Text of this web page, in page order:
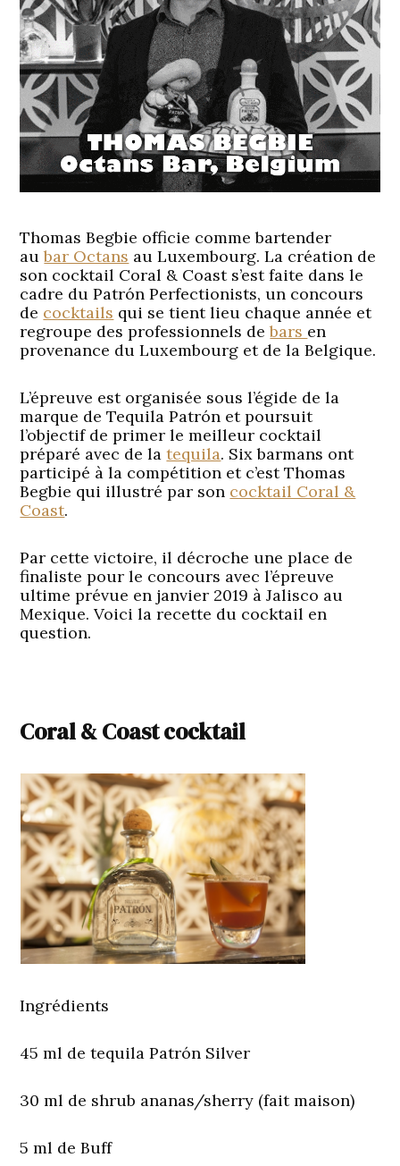
Thomas Begbie officie comme bartender
aubar Octans au Luxembourg. La création de
son cocktail Coral & Coast s’est faite dans le
cadre du Patrón Perfectionists, un concours
de cocktails qui se tient lieu chaque année et
regroupe des professionnels debars en
provenance du Luxembourg et de la Belgique.
L’épreuve est organisée sous l’égide de la
marque de Tequila Patrón et poursuit
l’objectif de primer le meilleur cocktail
préparé avec de latequila. Six barmans ont
participé à la compétition et c’est Thomas
Begbie qui illustré par son cocktail Coral &
Coast.
Par cette victoire, il décroche une place de
finaliste pour le concours avec l’épreuve
ultime prévue en janvier 2019 à Jalisco au
Mexique. Voici la recette du cocktail en
question.
Coral & Coast cocktail
Ingrédients
45 ml de tequila Patrón Silver
30 ml de shrub ananas/sherry (fait maison)
5 ml de Buff